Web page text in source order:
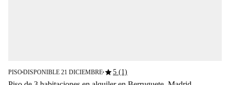
PISO■DISPONIBLE 21 DICIEMBRE■star5 (1)